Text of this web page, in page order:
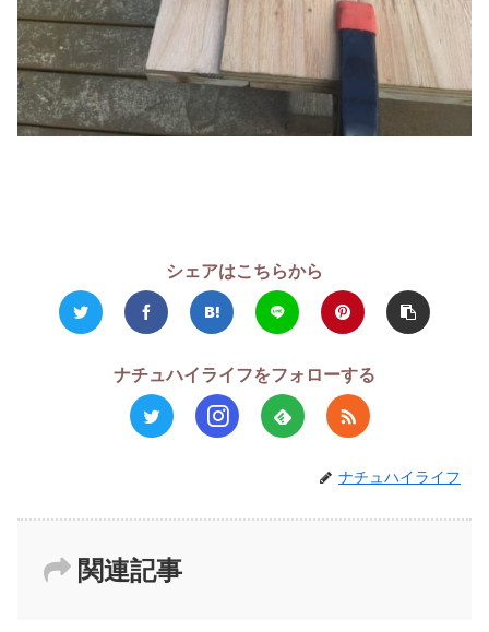
シェアはこちらから
ナチュハイライフをフォローする
ナチュハイライフ
関連記事